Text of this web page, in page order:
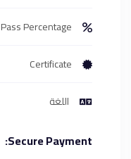
Pass Percentage
Certificate
اللغة
Secure Payment: